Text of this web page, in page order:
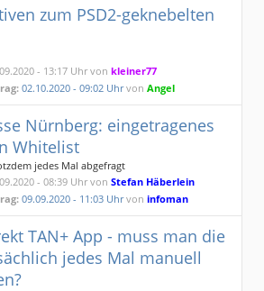
zum PSD2-geknebelten
- 13:17 Uhr vonkleiner77
02.10.2020 - 09:02 UhrvonAngel
Nürnberg: eingetragenes
Whitelist
jedes Mal abgefragt
- 08:39 Uhr vonStefan Häberlein
09.09.2020 - 11:03 Uhrvoninfoman
TAN+ App - muss man die
jedes Mal manuell